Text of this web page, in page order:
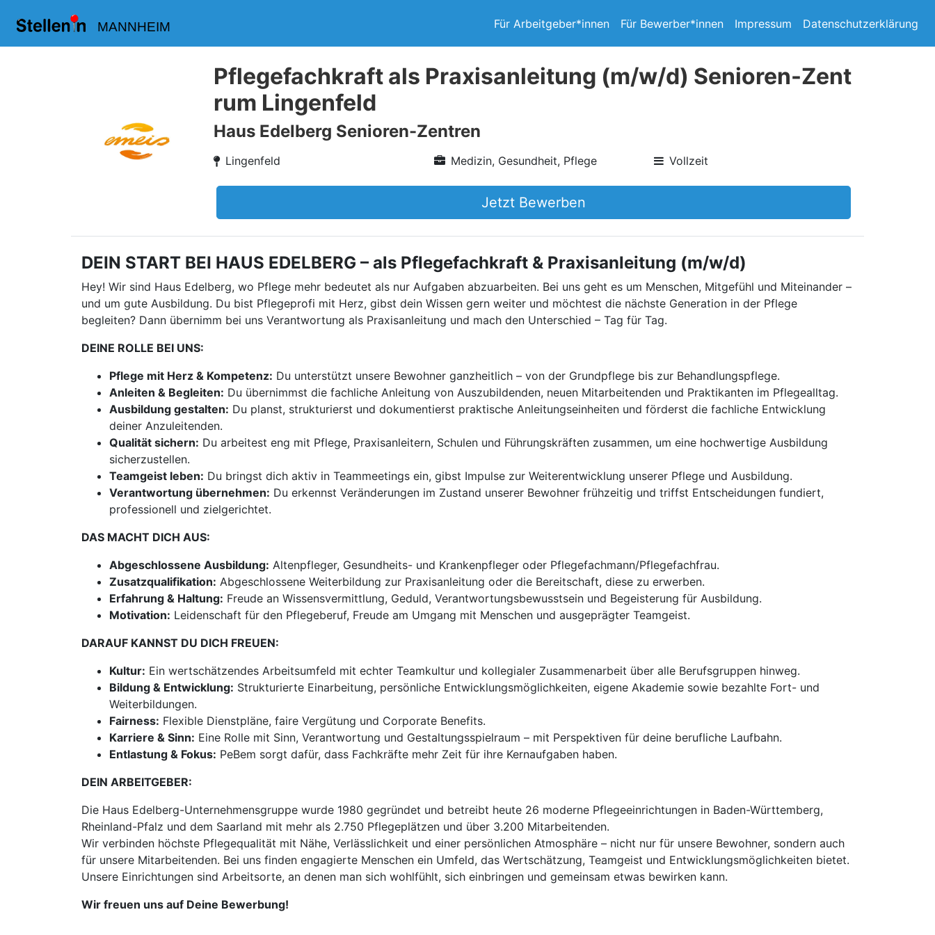
MANNHEIM Für Arbeitgeber*innen Für Bewerber*innen Impressum Datenschutzerklärung
Pflegefachkraft als Praxisanleitung (m/w/d) Senioren-Zent
rum Lingenfeld
Haus Edelberg Senioren-Zentren
Lingenfeld Medizin, Gesundheit, Pflege Vollzeit
Jetzt Bewerben
DEIN START BEI HAUS EDELBERG – als Pflegefachkraft & Praxisanleitung (m/w/d)
Hey! Wir sind Haus Edelberg, wo Pflege mehr bedeutet als nur Aufgaben abzuarbeiten. Bei uns geht es um Menschen, Mitgefühl und Miteinander –
und um gute Ausbildung. Du bist Pflegeprofi mit Herz, gibst dein Wissen gern weiter und möchtest die nächste Generation in der Pflege
begleiten? Dann übernimm bei uns Verantwortung als Praxisanleitung und mach den Unterschied – Tag für Tag.
DEINE ROLLE BEI UNS:
Pflege mit Herz & Kompetenz: Du unterstützt unsere Bewohner ganzheitlich – von der Grundpflege bis zur Behandlungspflege.
Anleiten & Begleiten: Du übernimmst die fachliche Anleitung von Auszubildenden, neuen Mitarbeitenden und Praktikanten im Pflegealltag.
Ausbildung gestalten: Du planst, strukturierst und dokumentierst praktische Anleitungseinheiten und förderst die fachliche Entwicklung
deiner Anzuleitenden.
Qualität sichern: Du arbeitest eng mit Pflege, Praxisanleitern, Schulen und Führungskräften zusammen, um eine hochwertige Ausbildung
sicherzustellen.
Teamgeist leben: Du bringst dich aktiv in Teammeetings ein, gibst Impulse zur Weiterentwicklung unserer Pflege und Ausbildung.
Verantwortung übernehmen: Du erkennst Veränderungen im Zustand unserer Bewohner frühzeitig und triffst Entscheidungen fundiert,
professionell und zielgerichtet.
DAS MACHT DICH AUS:
Abgeschlossene Ausbildung: Altenpfleger, Gesundheits- und Krankenpfleger oder Pflegefachmann/Pflegefachfrau.
Zusatzqualifikation: Abgeschlossene Weiterbildung zur Praxisanleitung oder die Bereitschaft, diese zu erwerben.
Erfahrung & Haltung: Freude an Wissensvermittlung, Geduld, Verantwortungsbewusstsein und Begeisterung für Ausbildung.
Motivation: Leidenschaft für den Pflegeberuf, Freude am Umgang mit Menschen und ausgeprägter Teamgeist.
DARAUF KANNST DU DICH FREUEN:
Kultur: Ein wertschätzendes Arbeitsumfeld mit echter Teamkultur und kollegialer Zusammenarbeit über alle Berufsgruppen hinweg.
Bildung & Entwicklung: Strukturierte Einarbeitung, persönliche Entwicklungsmöglichkeiten, eigene Akademie sowie bezahlte Fort- und
Weiterbildungen.
Fairness: Flexible Dienstpläne, faire Vergütung und Corporate Benefits.
Karriere & Sinn: Eine Rolle mit Sinn, Verantwortung und Gestaltungsspielraum – mit Perspektiven für deine berufliche Laufbahn.
Entlastung & Fokus: PeBem sorgt dafür, dass Fachkräfte mehr Zeit für ihre Kernaufgaben haben.
DEIN ARBEITGEBER:
Die Haus Edelberg-Unternehmensgruppe wurde 1980 gegründet und betreibt heute 26 moderne Pflegeeinrichtungen in Baden-Württemberg,
Rheinland-Pfalz und dem Saarland mit mehr als 2.750 Pflegeplätzen und über 3.200 Mitarbeitenden.
Wir verbinden höchste Pflegequalität mit Nähe, Verlässlichkeit und einer persönlichen Atmosphäre – nicht nur für unsere Bewohner, sondern auch
für unsere Mitarbeitenden. Bei uns finden engagierte Menschen ein Umfeld, das Wertschätzung, Teamgeist und Entwicklungsmöglichkeiten bietet.
Unsere Einrichtungen sind Arbeitsorte, an denen man sich wohlfühlt, sich einbringen und gemeinsam etwas bewirken kann.
Wir freuen uns auf Deine Bewerbung!